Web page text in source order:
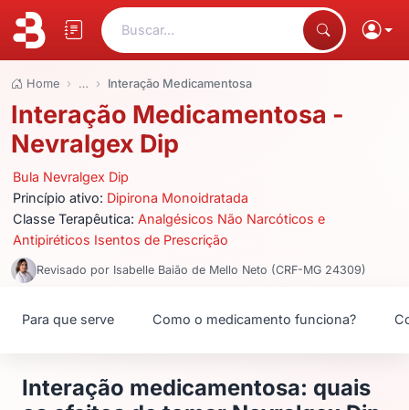
Buscar...
Home … Interação Medicamentosa
Interação Medicamentosa -
Nevralgex Dip
Bula Nevralgex Dip
Princípio ativo: Dipirona Monoidratada
Classe Terapêutica:Analgésicos Não Narcóticos e
Antipiréticos Isentos de Prescrição
Revisado por Isabelle Baião de Mello Neto (CRF-MG 24309)
Para que serve Como o medicamento funciona?
Interação medicamentosa: quais